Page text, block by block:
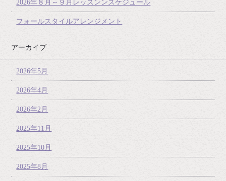
2026年８月～９月レッスンンスケジュール
フォールスタイルアレンジメント
アーカイブ
2026年5月
2026年4月
2026年2月
2025年11月
2025年10月
2025年8月